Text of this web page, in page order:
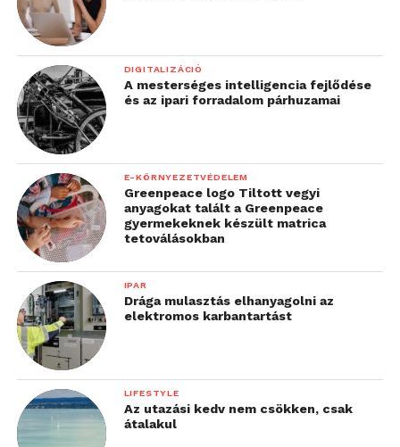
DIGITALIZÁCIÓ
A mesterséges intelligencia fejlődése
és az ipari forradalom párhuzamai
E-KÖRNYEZETVÉDELEM
Greenpeace logo Tiltott vegyi
anyagokat talált a Greenpeace
gyermekeknek készült matrica
tetoválásokban
IPAR
Drága mulasztás elhanyagolni az
elektromos karbantartást
LIFESTYLE
Az utazási kedv nem csökken, csak
átalakul